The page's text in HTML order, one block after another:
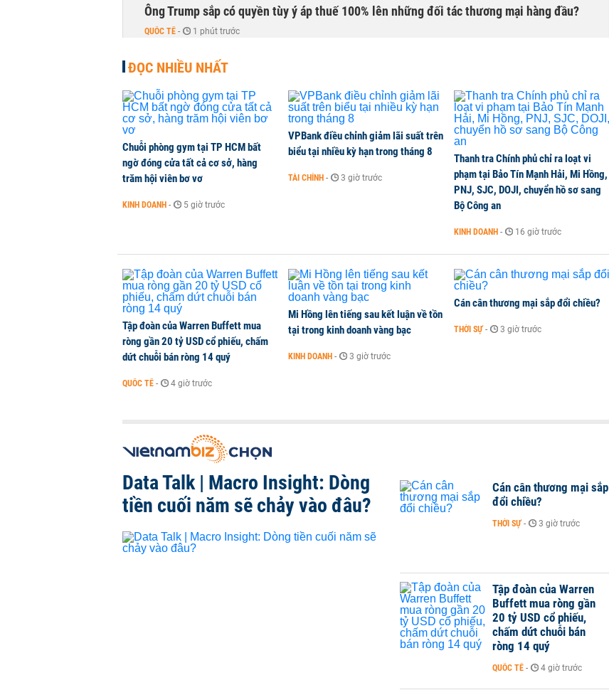
Ông Trump sắp có quyền tùy ý áp thuế 100% lên những đối tác thương mại hàng đầu?
QUỐC TẾ - 1 phút trước
ĐỌC NHIỀU NHẤT
Chuỗi phòng gym tại TP HCM bất
ngờ đóng cửa tất cả cơ sở, hàng
trăm hội viên bơ vơ
KINH DOANH - 5 giờ trước
VPBank điều chỉnh giảm lãi suất trên
biểu tại nhiều kỳ hạn trong tháng 8
TÀI CHÍNH - 3 giờ trước
Thanh tra Chính phủ chỉ ra loạt vi
phạm tại Bảo Tín Mạnh Hải, Mi Hồng,
PNJ, SJC, DOJI, chuyển hồ sơ sang
Bộ Công an
KINH DOANH - 16 giờ trước
Tập đoàn của Warren Buffett mua
ròng gần 20 tỷ USD cổ phiếu, chấm
dứt chuỗi bán ròng 14 quý
QUỐC TẾ - 4 giờ trước
Mi Hồng lên tiếng sau kết luận về tồn
tại trong kinh doanh vàng bạc
KINH DOANH - 3 giờ trước
Cán cân thương mại sắp đổi chiều?
THỜI SỰ - 3 giờ trước
Data Talk | Macro Insight: Dòng
tiền cuối năm sẽ chảy vào đâu?
Cán cân thương mại sắp
đổi chiều?
THỜI SỰ - 3 giờ trước
Tập đoàn của Warren
Buffett mua ròng gần
20 tỷ USD cổ phiếu,
chấm dứt chuỗi bán
ròng 14 quý
QUỐC TẾ - 4 giờ trước